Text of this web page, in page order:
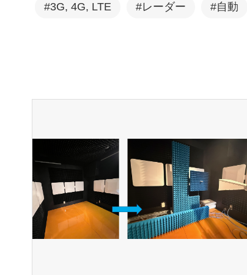
電波吸収体
ハンドヘルド型スペクトラム
アナライザ
#3G, 4G, LTE #レーダー #自動